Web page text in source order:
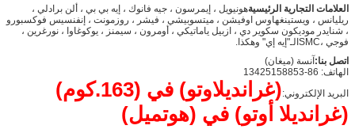
العلامات التجارية الرئيسيةهونيويل ، إيمرسون ، جيه فانوك ، إيه بي بي ، ألن برادلي ،
ريليانس ، ويستينغهاوس اوفيشن ، ميتسوبيشي ، فيشر ، روزمونت ، إنفنسيس فوكسبورو
، شنايدر موديكون سكوير دي ، ازبيل ياماتيكي ، أومرون ، سيمنز ، يوكوغاوا ، نورغرين ،
فوجي ،SMCالـ"إيه إي" وهكذا.
اتصل بنا:آنسة (ميغان)
الهاتف: 86-13425158853
البريد الإلكتروني:(غرانديلاوتو) في (163.كوم)
(غرانديلا أوتو) في (هوتميل)